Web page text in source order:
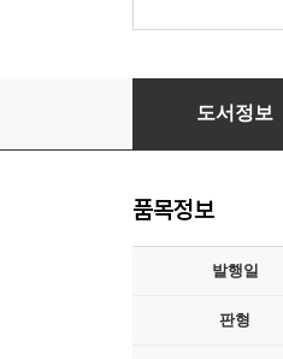
고슴도치의 우아함
도서정보
품목정보
발행일
판형